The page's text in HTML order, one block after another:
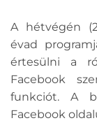
A hétvégén
évad
értesülni a
Facebook
funkciót. A
Facebook